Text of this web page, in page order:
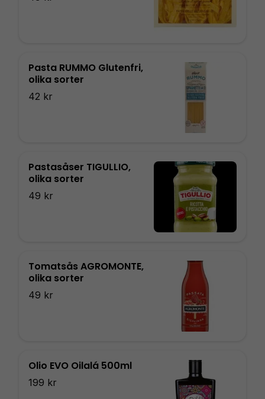
Pasta RUMMO Glutenfri,
olika sorter
42 kr
Pastasåser TIGULLIO,
olika sorter
49 kr
Tomatsås AGROMONTE,
olika sorter
49 kr
Olio EVO Oilalá 500ml
199 kr